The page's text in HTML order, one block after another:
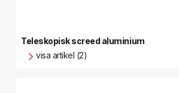
Teleskopisk screed aluminium
visa artikel (2)